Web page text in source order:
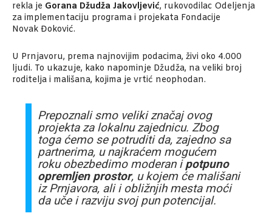
rekla je Gorana Džudža Jakovljević, rukovodilac Odeljenja
za implementaciju programa i projekata Fondacije
Novak Đoković.
U Prnjavoru, prema najnovijim podacima, živi oko 4.000
ljudi. To ukazuje, kako napominje Džudža, na veliki broj
roditelja i mališana, kojima je vrtić neophodan.
Prepoznali smo veliki značaj ovog
projekta za lokalnu zajednicu. Zbog
toga ćemo se potruditi da, zajedno sa
partnerima, u najkraćem mogućem
roku obezbedimo moderan ipotpuno
opremljen prostor, u kojem će mališani
iz Prnjavora, ali i obližnjih mesta moći
da uče i razviju svoj pun potencijal.